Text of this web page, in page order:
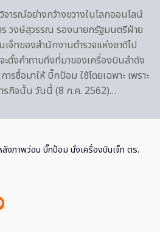
ารณ์อย่างกว้างขวางในโลกออนไลน์
วงษ์สุวรรณ รองนายกรัฐมนตรีฝ่าย
จ็ทของสำนักงานตำรวจแห่งชาติไป
ตั้งคำถามถึงที่มาของเครื่องบินลำดัง
ารซื้อมาให้ บิ๊กป้อม ใช้โดยเฉพาะ เพราะ
รกิจนั้น วันนี้ (8 ก.ค. 2562)…
งภาพว่อน บิ๊กป้อม นั่งเครื่องบินเจ็ท ตร.